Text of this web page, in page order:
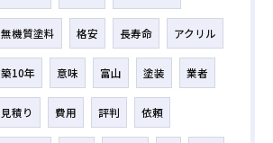
無機質塗料 格安 長寿命 アクリル
築10年 意味 富山 塗装 業者
見積り 費用 評判 依頼